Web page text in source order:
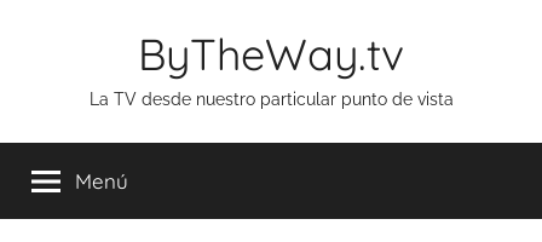
ByTheWay.tv
La TV desde nuestro particular punto de vista
Menú